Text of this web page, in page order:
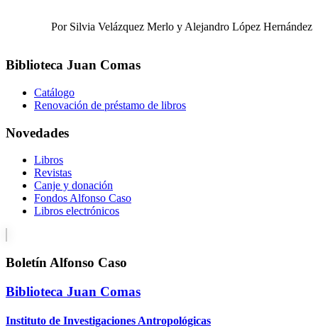
Por Silvia Velázquez Merlo y Alejandro López Hernández
Biblioteca Juan Comas
Catálogo
Renovación de préstamo de libros
Novedades
Libros
Revistas
Canje y donación
Fondos Alfonso Caso
Libros electrónicos
Boletín Alfonso Caso
Biblioteca Juan Comas
Instituto de Investigaciones Antropológicas